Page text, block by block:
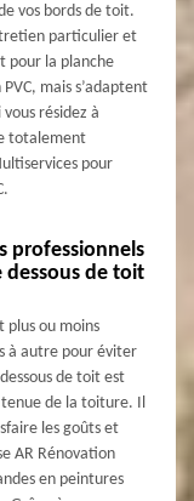
vos bords de toit.
particulier et
pour la planche
mais s’adaptent
résidez à
totalement
pour
professionnels
de toit
plus ou moins
à autre pour éviter
de toit est
de la toiture. Il
les goûts et
AR Rénovation
en peintures